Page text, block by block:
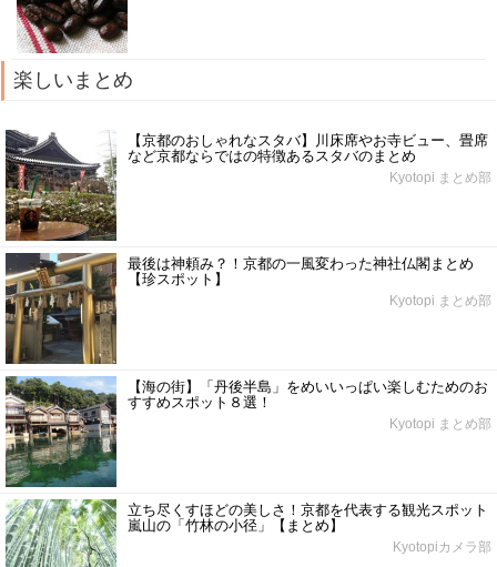
楽しいまとめ
【京都のおしゃれなスタバ】川床席やお寺ビュー、畳席
など京都ならではの特徴あるスタバのまとめ
Kyotopi まとめ部
最後は神頼み？！京都の一風変わった神社仏閣まとめ
【珍スポット】
Kyotopi まとめ部
【海の街】「丹後半島」をめいいっぱい楽しむためのお
すすめスポット８選！
Kyotopi まとめ部
立ち尽くすほどの美しさ！京都を代表する観光スポット
嵐山の「竹林の小径」【まとめ】
Kyotopiカメラ部